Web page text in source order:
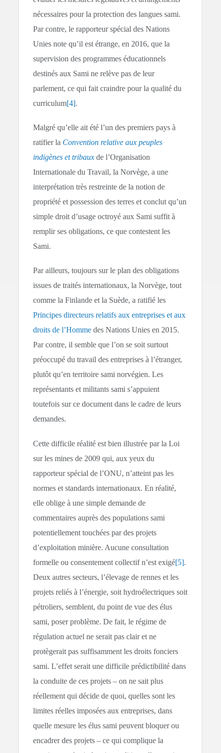
nécessaires pour la protection des langues sami.
Par contre, le rapporteur spécial des Nations
Unies note qu’il est étrange, en 2016, que la
supervision des programmes éducationnels
destinés aux Sami ne relève pas de leur
parlement, ce qui fait craindre pour la qualité du
curriculum[4].
Malgré qu’elle ait été l’un des premiers pays à
ratifier la Convention relative aux peuples
indigènes et tribaux de l’Organisation
Internationale du Travail, la Norvège, a une
interprétation très restreinte de la notion de
propriété et possession des terres et conclut qu’un
simple droit d’usage octroyé aux Sami suffit à
remplir ses obligations, ce que contestent les
Sami.
Par ailleurs, toujours sur le plan des obligations
issues de traités internationaux, la Norvège, tout
comme la Finlande et la Suède, a ratifié les
Principes directeurs relatifs aux entreprises et aux
droits de l’Homme des Nations Unies en 2015.
Par contre, il semble que l’on se soit surtout
préoccupé du travail des entreprises à l’étranger,
plutôt qu’en territoire sami norvégien. Les
représentants et militants sami s’appuient
toutefois sur ce document dans le cadre de leurs
demandes.
Cette difficile réalité est bien illustrée par la Loi
sur les mines de 2009 qui, aux yeux du
rapporteur spécial de l’ONU, n’atteint pas les
normes et standards internationaux. En réalité,
elle oblige à une simple demande de
commentaires auprès des populations sami
potentiellement touchées par des projets
d’exploitation minière. Aucune consultation
formelle ou consentement collectif n’est exigé[5].
Deux autres secteurs, l’élevage de rennes et les
projets reliés à l’énergie, soit hydroélectriques soit
pétroliers, semblent, du point de vue des élus
sami, poser problème. De fait, le régime de
régulation actuel ne serait pas clair et ne
protègerait pas suffisamment les droits fonciers
sami. L’effet serait une difficile prédictibilité dans
la conduite de ces projets – on ne sait plus
réellement qui décide de quoi, quelles sont les
limites réelles imposées aux entreprises, dans
quelle mesure les élus sami peuvent bloquer ou
encadrer des projets – ce qui complique la